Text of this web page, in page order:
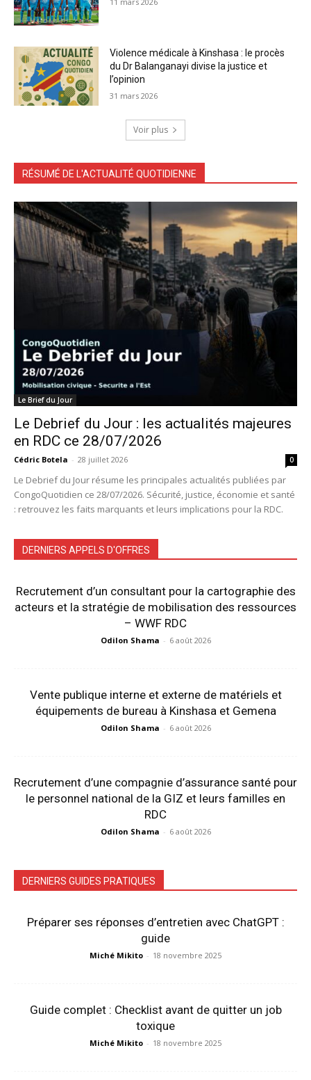
Violence médicale à Kinshasa : le procès
du Dr Balanganayi divise la justice et
l’opinion
31 mars 2026
Voir plus
RÉSUMÉ DE L'ACTUALITÉ QUOTIDIENNE
Le Brief du Jour
Le Debrief du Jour : les actualités majeures
en RDC ce 28/07/2026
Cédric Botela - 28 juillet 2026 0
Le Debrief du Jour résume les principales actualités publiées par
CongoQuotidien ce 28/07/2026. Sécurité, justice, économie et santé
: retrouvez les faits marquants et leurs implications pour la RDC.
DERNIERS APPELS D'OFFRES
Recrutement d’un consultant pour la cartographie des
acteurs et la stratégie de mobilisation des ressources
– WWF RDC
Odilon Shama - 6 août 2026
Vente publique interne et externe de matériels et
équipements de bureau à Kinshasa et Gemena
Odilon Shama - 6 août 2026
Recrutement d’une compagnie d’assurance santé pour
le personnel national de la GIZ et leurs familles en
RDC
Odilon Shama - 6 août 2026
DERNIERS GUIDES PRATIQUES
Préparer ses réponses d’entretien avec ChatGPT :
guide
Miché Mikito - 18 novembre 2025
Guide complet : Checklist avant de quitter un job
toxique
Miché Mikito - 18 novembre 2025